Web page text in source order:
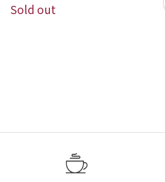
Sold out